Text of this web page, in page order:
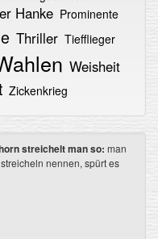
Hanke Prominente
Thriller Tiefflieger
Weisheit
Zickenkrieg
streichelt man so: man
nennen, spürt es